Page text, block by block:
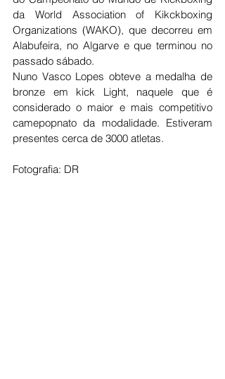
da World Association of Kikckboxing
Organizations (WAKO), que decorreu em
Alabufeira, no Algarve e que terminou no
passado sábado.
Nuno Vasco Lopes obteve a medalha de
bronze em kick Light, naquele que é
considerado o maior e mais competitivo
camepopnato da modalidade. Estiveram
presentes cerca de 3000 atletas.
Fotografia: DR